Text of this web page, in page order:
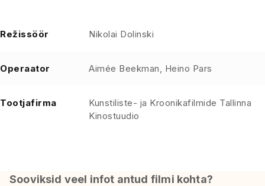
Režissöör Nikolai Dolinski
Operaator Aimée Beekman, Heino Pars
Tootjafirma
Kunstiliste- ja Kroonikafilmide Tallinna
Kinostuudio
Sooviksid veel infot antud filmi kohta?